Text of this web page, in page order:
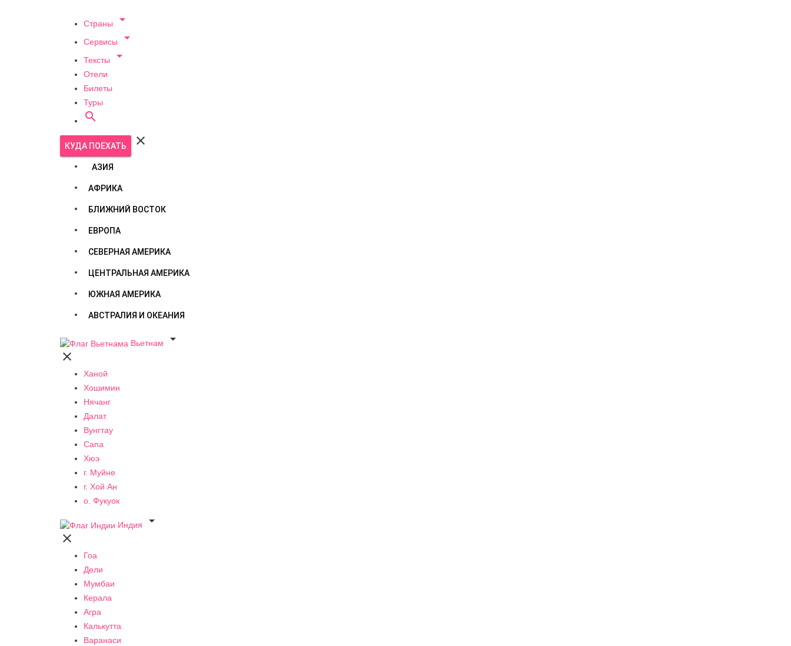
Страны 
Сервисы 
Тексты 
Отели
Билеты
Туры

КУДА ПОЕХАТЬ 
АЗИЯ
АФРИКА
БЛИЖНИЙ ВОСТОК
ЕВРОПА
СЕВЕРНАЯ АМЕРИКА
ЦЕНТРАЛЬНАЯ АМЕРИКА
ЮЖНАЯ АМЕРИКА
АВСТРАЛИЯ И ОКЕАНИЯ
Вьетнам


Ханой
Хошимин
Нячанг
Далат
Вунгтау
Сапа
Хюэ
г. Муйне
г. Хой Ан
о. Фукуок
Индия


Гоа
Дели
Мумбаи
Керала
Агра
Калькутта
Варанаси